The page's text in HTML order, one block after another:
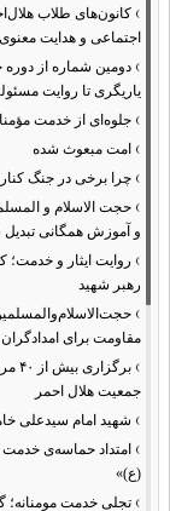
› کانون‌های طلاب
اجتماعی و هدایت
› دومین شماره از دوره
یاریگری تا روایت
› جلوه‌ای از خدمت
› امت مبعوث شده
› چرا برخی در جنگ
› حجت الاسلام و
و آموزش همگانی
› روایت ایثار و خدمت؛
رهبر شهید
›
مقاومت برای
›
جمعیت هلال احمر
› شهید امام سیدعلی
› امتداد حماسه‌ی خدمت
(ع)»
› تجلی خدمت مومنانه؛